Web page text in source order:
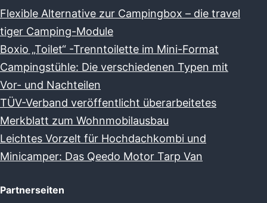
Flexible Alternative zur Campingbox – die travel
tiger Camping-Module
Boxio „Toilet“ -Trenntoilette im Mini-Format
Campingstühle: Die verschiedenen Typen mit
Vor- und Nachteilen
TÜV-Verband veröffentlicht überarbeitetes
Merkblatt zum Wohnmobilausbau
Leichtes Vorzelt für Hochdachkombi und
Minicamper: Das Qeedo Motor Tarp Van
Partnerseiten